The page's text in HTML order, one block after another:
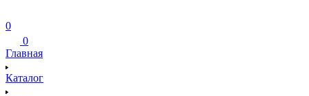
0
0
Главная
Каталог